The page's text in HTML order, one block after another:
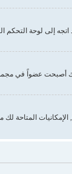
إلى لوحة التحكم
أصبحت عضواً في
المتاحة